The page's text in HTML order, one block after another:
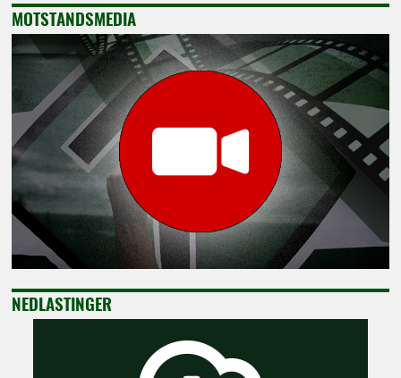
MOTSTANDSMEDIA
NEDLASTINGER